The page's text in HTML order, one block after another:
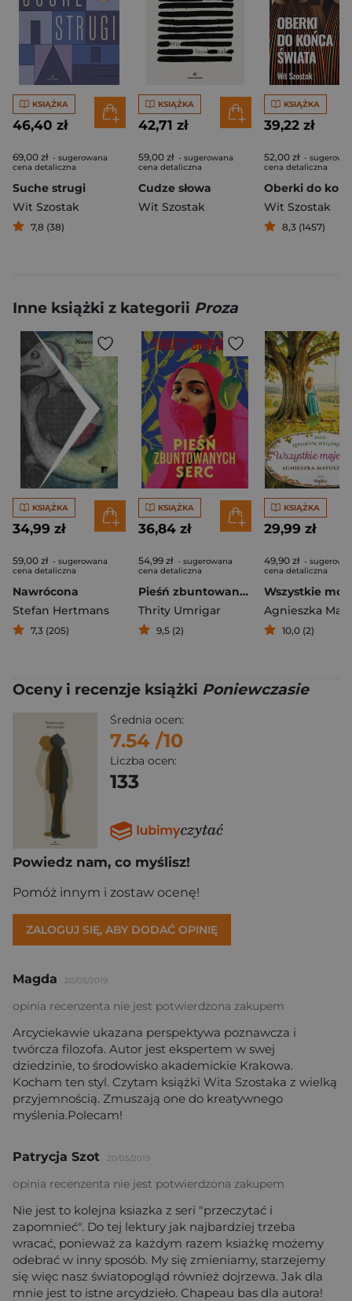
KSIĄŻKA
46,40 zł
69,00 zł - sugerowana
cena detaliczna
Suche strugi
Wit Szostak
7,8 (38)
KSIĄŻKA
42,71 zł
59,00 zł - sugerowana
cena detaliczna
Cudze słowa
Wit Szostak
KSIĄŻKA
39,22 zł
52,00 zł -
cena detaliczna
Wit Szostak
8,3 (1457)
Inne książki z kategorii Proza
KSIĄŻKA
34,99 zł
59,00 zł - sugerowana
cena detaliczna
Nawrócona
Stefan Hertmans
7,3 (205)
KSIĄŻKA
36,84 zł
54,99 zł - sugerowana
cena detaliczna
Pieśń zbuntowanych serc
Thrity Umrigar
9,5 (2)
KSIĄŻKA
29,99 zł
49,90 zł -
cena detaliczna
10,0 (2)
Oceny i recenzje książki Poniewczasie
Średnia ocen:
7.54 /10
Liczba ocen:
133
Powiedz nam, co myślisz!
Pomóż innym i zostaw ocenę!
ZALOGUJ SIĘ, ABY DODAĆ OPINIĘ
Magda 20/05/2019
opinia recenzenta nie jest potwierdzona zakupem
Arcyciekawie ukazana perspektywa poznawcza i
twórcza filozofa. Autor jest ekspertem w swej
dziedzinie, to środowisko akademickie Krakowa.
Kocham ten styl. Czytam książki Wita Szostaka z wielką
przyjemnością. Zmuszają one do kreatywnego
myślenia.Polecam!
Patrycja Szot 20/05/2019
opinia recenzenta nie jest potwierdzona zakupem
Nie jest to kolejna ksiazka z seri "przeczytać i
zapomnieć". Do tej lektury jak najbardziej trzeba
wracać, ponieważ za każdym razem ksiażkę możemy
odebrać w inny sposób. My się zmieniamy, starzejemy
się więc nasz światopogląd również dojrzewa. Jak dla
mnie jest to istne arcydzieło. Chapeau bas dla autora!